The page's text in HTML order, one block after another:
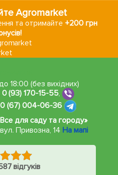
Agromarket
та отримайте+200 грн
18:00 (без вихідних)
0 (93) 170-15-55,
0 (67) 004-06-36
для саду та городу»
вул. Привозна, 14 На мапі
відгуків